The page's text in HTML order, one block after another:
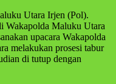
Utara Irjen (Pol).
Wakapolda Maluku Utara
upacara Wakapolda
melakukan prosesi tabur
di tutup dengan